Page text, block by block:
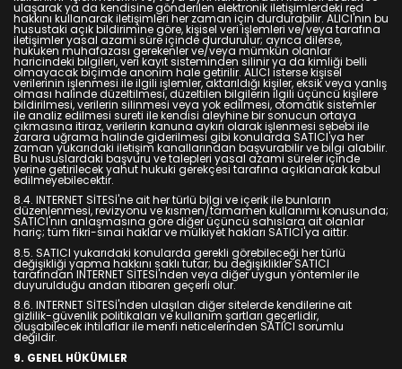
ulaşarak ya da kendisine gönderilen elektronik iletişimlerdeki red
hakkını kullanarak iletişimleri her zaman için durdurabilir. ALICI'nın bu
husustaki açık bildirimine göre, kişisel veri işlemleri ve/veya tarafına
iletişimler yasal azami süre içinde durdurulur; ayrıca dilerse,
hukuken muhafazası gerekenler ve/veya mümkün olanlar
haricindeki bilgileri, veri kayıt sisteminden silinir ya da kimliği belli
olmayacak biçimde anonim hale getirilir. ALICI isterse kişisel
verilerinin işlenmesi ile ilgili işlemler, aktarıldığı kişiler, eksik veya yanlış
olması halinde düzeltilmesi, düzeltilen bilgilerin ilgili üçüncü kişilere
bildirilmesi, verilerin silinmesi veya yok edilmesi, otomatik sistemler
ile analiz edilmesi sureti ile kendisi aleyhine bir sonucun ortaya
çıkmasına itiraz, verilerin kanuna aykırı olarak işlenmesi sebebi ile
zarara uğrama halinde giderilmesi gibi konularda SATICI'ya her
zaman yukarıdaki iletişim kanallarından başvurabilir ve bilgi alabilir.
Bu hususlardaki başvuru ve talepleri yasal azami süreler içinde
yerine getirilecek yahut hukuki gerekçesi tarafına açıklanarak kabul
edilmeyebilecektir.
8.4. INTERNET SİTESİ'ne ait her türlü bilgi ve içerik ile bunların
düzenlenmesi, revizyonu ve kısmen/tamamen kullanımı konusunda;
SATICI'nın anlaşmasına göre diğer üçüncü sahıslara ait olanlar
hariç; tüm fikri-sınai haklar ve mülkiyet hakları SATICI'ya aittir.
8.5. SATICI yukarıdaki konularda gerekli görebileceği her türlü
değişikliği yapma hakkını saklı tutar; bu değişiklikler SATICI
tarafından INTERNET SİTESİ'nden veya diğer uygun yöntemler ile
duyurulduğu andan itibaren geçerli olur.
8.6. INTERNET SİTESİ'nden ulaşılan diğer sitelerde kendilerine ait
gizlilik-güvenlik politikaları ve kullanım şartları geçerlidir,
oluşabilecek ihtilaflar ile menfi neticelerinden SATICI sorumlu
değildir.
9. GENEL HÜKÜMLER